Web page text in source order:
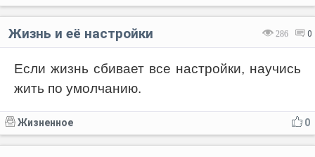
286 0
Жизнь и её настройки
Если жизнь сбивает все настройки, научись
жить по умолчанию.
0
Жизненное